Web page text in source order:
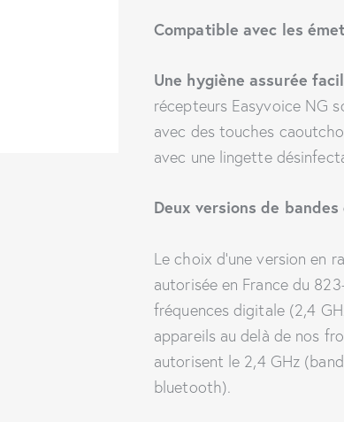
Compatible avec les
Une hygiène assurée
récepteurs Easyvoice NG
avec des touches
avec une lingette
Deux versions de
Le choix d’une version en
autorisée en France du
fréquences digitale (2,4
appareils au delà de nos
autorisent le 2,4 GHz
bluetooth).